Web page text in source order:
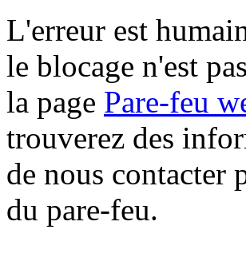
L'erreur est
le blocage n'est
la page Pare-feu
trouverez des
de nous contacter
du pare-feu.